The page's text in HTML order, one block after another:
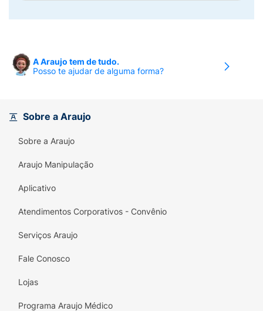
A Araujo tem de tudo.
Posso te ajudar de alguma forma?
Sobre a Araujo
Sobre a Araujo
Araujo Manipulação
Aplicativo
Atendimentos Corporativos - Convênio
Serviços Araujo
Fale Conosco
Lojas
Programa Araujo Médico